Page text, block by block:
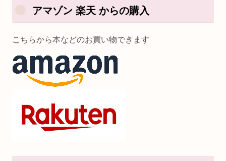
アマゾン 楽天 からの購入
こちらから本などのお買い物できます